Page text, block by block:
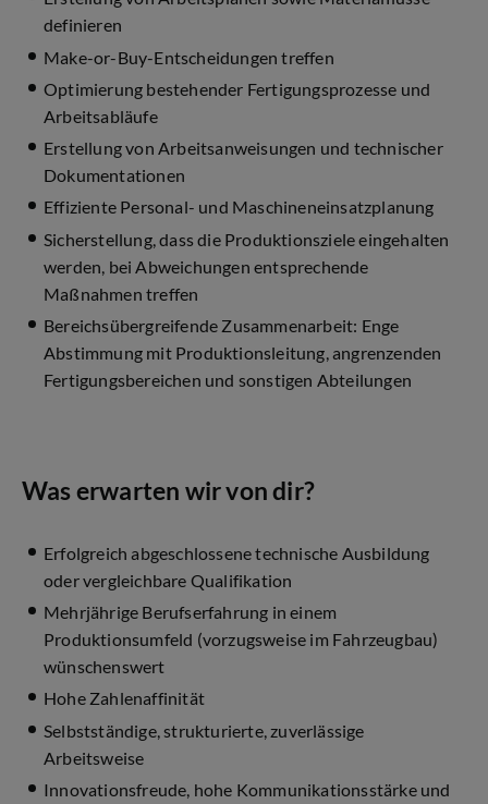
definieren
Make-or-Buy-Entscheidungen treffen
Optimierung bestehender Fertigungsprozesse und
Arbeitsabläufe
Erstellung von Arbeitsanweisungen und technischer
Dokumentationen
Effiziente Personal- und Maschineneinsatzplanung
Sicherstellung, dass die Produktionsziele eingehalten
werden, bei Abweichungen entsprechende
Maßnahmen treffen
Bereichsübergreifende Zusammenarbeit: Enge
Abstimmung mit Produktionsleitung, angrenzenden
Fertigungsbereichen und sonstigen Abteilungen
Was erwarten wir von dir?
Erfolgreich abgeschlossene technische Ausbildung
oder vergleichbare Qualifikation
Mehrjährige Berufserfahrung in einem
Produktionsumfeld (vorzugsweise im Fahrzeugbau)
wünschenswert
Hohe Zahlenaffinität
Selbstständige, strukturierte, zuverlässige
Arbeitsweise
Innovationsfreude, hohe Kommunikationsstärke und